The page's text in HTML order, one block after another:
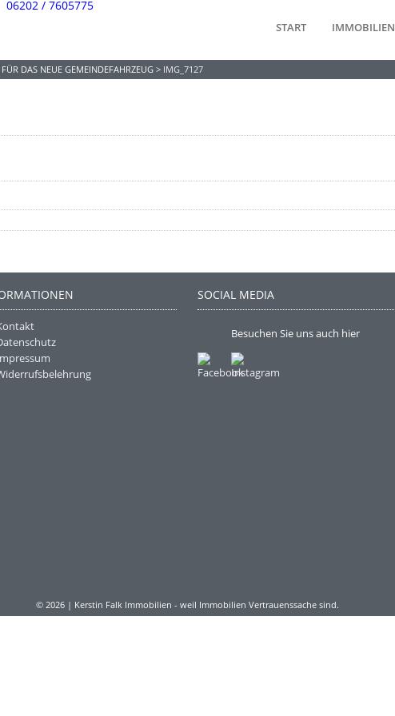
START IMMOBILIEN
06202 / 7605775
DAS NEUE GEMEINDEFAHRZEUG > IMG_7127
SOCIAL MEDIA
Besuchen Sie uns auch hier
© 2026 | Kerstin Falk Immobilien - weil Immobilien Vertrauenssache sind.